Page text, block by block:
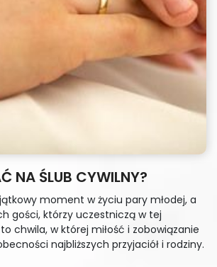
NA ŚLUB CYWILNY?
moment w życiu pary młodej, a
gości, którzy uczestniczą w tej
chwila, w której miłość i zobowiązanie
najbliższych przyjaciół i rodziny.